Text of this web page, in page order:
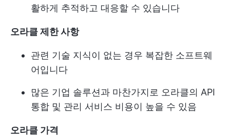
활하게 추적하고 대응할 수 있습니다
오라클 제한 사항
관련 기술 지식이 없는 경우 복잡한 소프트웨
어입니다
많은 기업 솔루션과 마찬가지로 오라클의 API
통합 및 관리 서비스 비용이 높을 수 있음
오라클 가격